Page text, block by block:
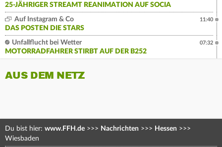
25-JÄHRIGER STREAMT REANIMATION AUF SOCIA
Auf Instagram & Co
DAS POSTEN DIE STARS
11:40
Unfallflucht bei Wetter
MOTORRADFAHRER STIRBT AUF DER B252
07:32
AUS DEM NETZ
Du bist hier: www.FFH.de >>> Nachrichten >>> Hessen >>>
Wiesbaden